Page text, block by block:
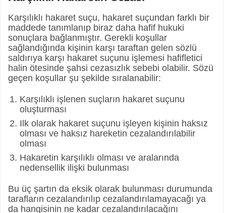
Karşılıklı hakaret suçu, hakaret suçundan farklı bir
maddede tanımlanıp biraz daha hafif hukuki
sonuçlara bağlanmıştır. Gerekli koşullar
sağlandığında kişinin karşı taraftan gelen sözlü
saldırıya karşı hakaret suçunu işlemesi hafifletici
halin ötesinde şahsi cezasızlık sebebi olabilir. Sözü
geçen koşullar şu şekilde sıralanabilir:
Karşılıklı işlenen suçların hakaret suçunu
oluşturması
Ilk olarak hakaret suçunu işleyen kişinin haksız
olması ve haksız hareketin cezalandırılabilir
olması
Hakaretin karşılıklı olması ve aralarında
nedensellik ilişki bulunması
Bu üç şartın da eksik olarak bulunması durumunda
tarafların cezalandırılıp cezalandırılamayacağı ya
da hangisinin ne kadar cezalandırılacağını